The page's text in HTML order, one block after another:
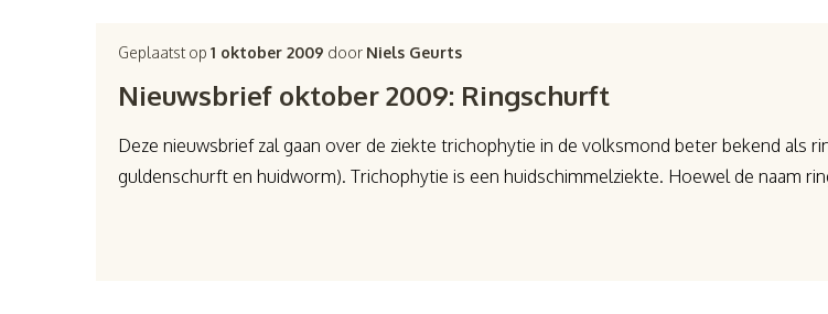
Geplaatst op1 oktober 2009 door Niels Geurts
Nieuwsbrief oktober 2009: Ringschurft
Deze nieuwsbrief zal gaan over de ziekte trichophytie in de volksmond beter bekend als
guldenschurft en huidworm). Trichophytie is een huidschimmelziekte. Hoewel de naam